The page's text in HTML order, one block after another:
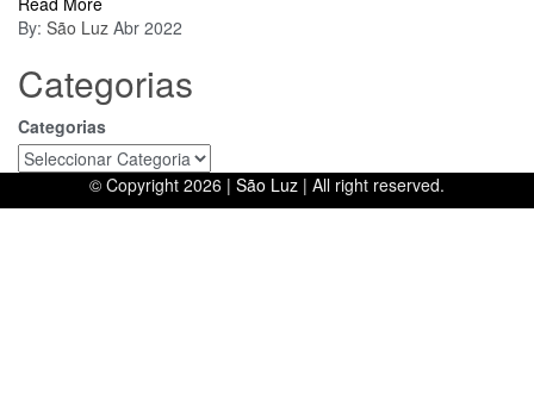
By: São Luz Abr 2022
Categorias
Categorias
© Copyright 2026 | São Luz | All right reserved.